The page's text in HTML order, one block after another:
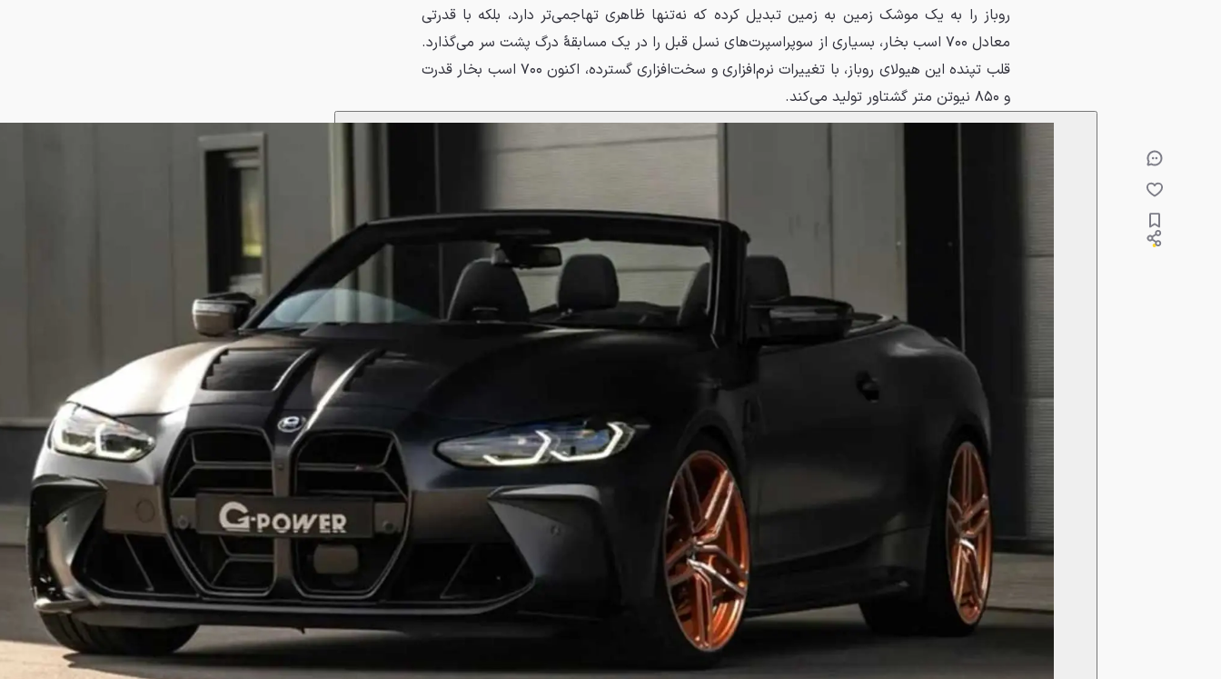
روباز را به یک موشک زمین به زمین تبدیل کرده که نه‌تنها ظاهری تهاجمی‌تر دارد، بلکه با قدرتی
معادل ۷۰۰ اسب بخار، بسیاری از سوپراسپرت‌های نسل قبل را در یک مسابقهٔ درگ پشت سر می‌گذارد.
قلب تپنده این هیولای روباز، با تغییرات نرم‌افزاری و سخت‌افزاری گسترده، اکنون ۷۰۰ اسب بخار قدرت
و ۸۵۰ نیوتن‌ متر گشتاور تولید می‌کند.